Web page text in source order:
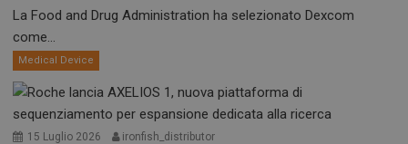
La Food and Drug Administration ha selezionato Dexcom
come...
Medical Device
15 Luglio 2026 ironfish_distributor